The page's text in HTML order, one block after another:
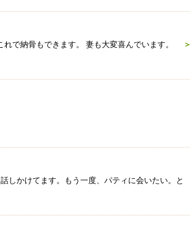
で納骨もできます。 妻も大変喜んでいます。
＞
しかけてます。もう一度、パティに会いたい。と